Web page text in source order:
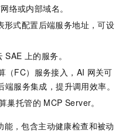
络或内部域名。
形式配置后端服务地址，可设
SAE 上的服务。
（FC）服务接入，AI 网关可
服务集成，提升调用效率。
巢托管的 MCP Server。
能，包含主动健康检查和被动